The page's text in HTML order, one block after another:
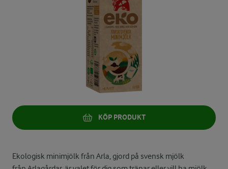
KÖP PRODUKT
Ekologisk minimjölk från Arla, gjord på svensk mjölk